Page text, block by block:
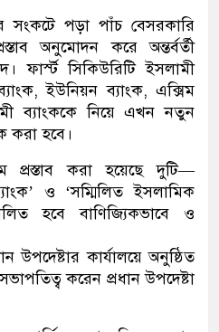
পড়া পাঁচ বেসরকারি
অনুমোদন করে অন্তর্বর্তী
ফার্স্ট সিকিউরিটি ইসলামী
ইউনিয়ন ব্যাংক, এক্সিম
ব্যাংককে নিয়ে এখন নতুন
করা হবে।
প্রস্তাব করা হয়েছে দুটি—
ও ‘সম্মিলিত ইসলামিক
হবে বাণিজ্যিকভাবে ও
উপদেষ্টার কার্যালয়ে অনুষ্ঠিত
করেন প্রধান উপদেষ্টা